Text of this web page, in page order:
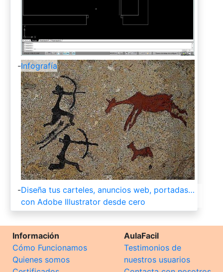
-Infografía
-Diseña tus carteles, anuncios web, portadas…
con Adobe Illustrator desde cero
Información
Cómo Funcionamos
Quienes somos
AulaFacil
Testimonios de
nuestros usuarios